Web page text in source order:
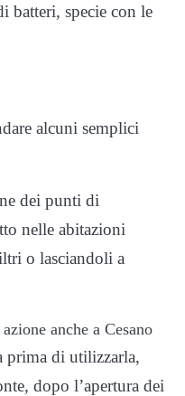
batteri, specie con le
alcuni semplici
dei punti di
nelle abitazioni
o lasciandoli a
anche a Cesano
prima di utilizzarla,
dopo l’apertura dei